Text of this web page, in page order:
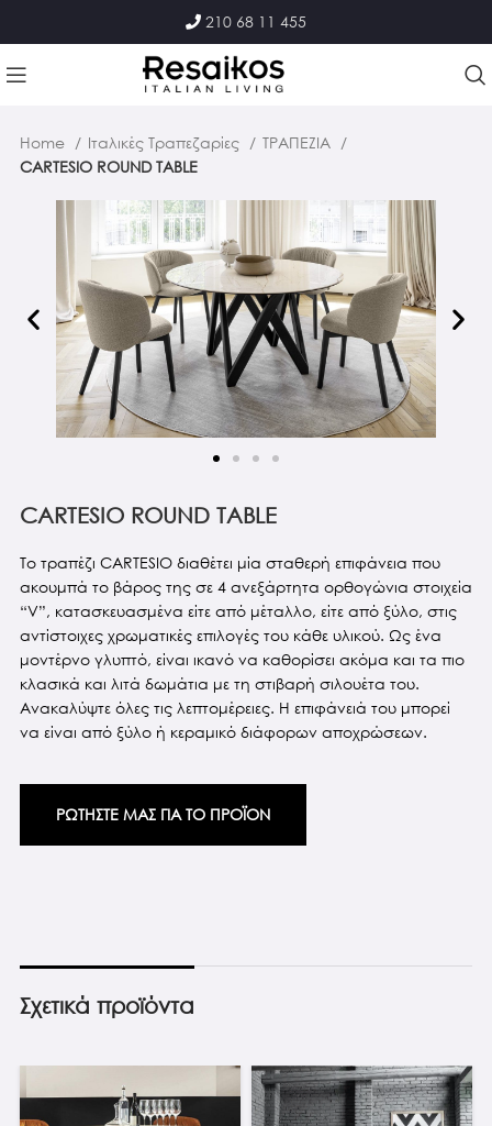
210 68 11 455
Home Ιταλικές Τραπεζαρίες
ΤΡΑΠΕΖΙΑ
CARTESIO ROUND TABLE
CARTESIO ROUND TABLE
Το τραπέζι CARTESIO διαθέτει μία σταθερή επιφάνεια που
ακουμπά το βάρος της σε 4 ανεξάρτητα ορθογώνια στοιχεία
“V”, κατασκευασμένα είτε από μέταλλο, είτε από ξύλο, στις
αντίστοιχες χρωματικές επιλογές του κάθε υλικού. Ως ένα
μοντέρνο γλυπτό, είναι ικανό να καθορίσει ακόμα και τα πιο
κλασικά και λιτά δωμάτια με τη στιβαρή σιλουέτα του.
Ανακαλύψτε όλες τις λεπτομέρειες. Η επιφάνειά του μπορεί
να είναι από ξύλο ή κεραμικό διάφορων αποχρώσεων.
ΡΩΤΗΣΤΕ ΜΑΣ ΓΙΑ ΤΟ ΠΡΟΪΟΝ
Σχετικά προϊόντα